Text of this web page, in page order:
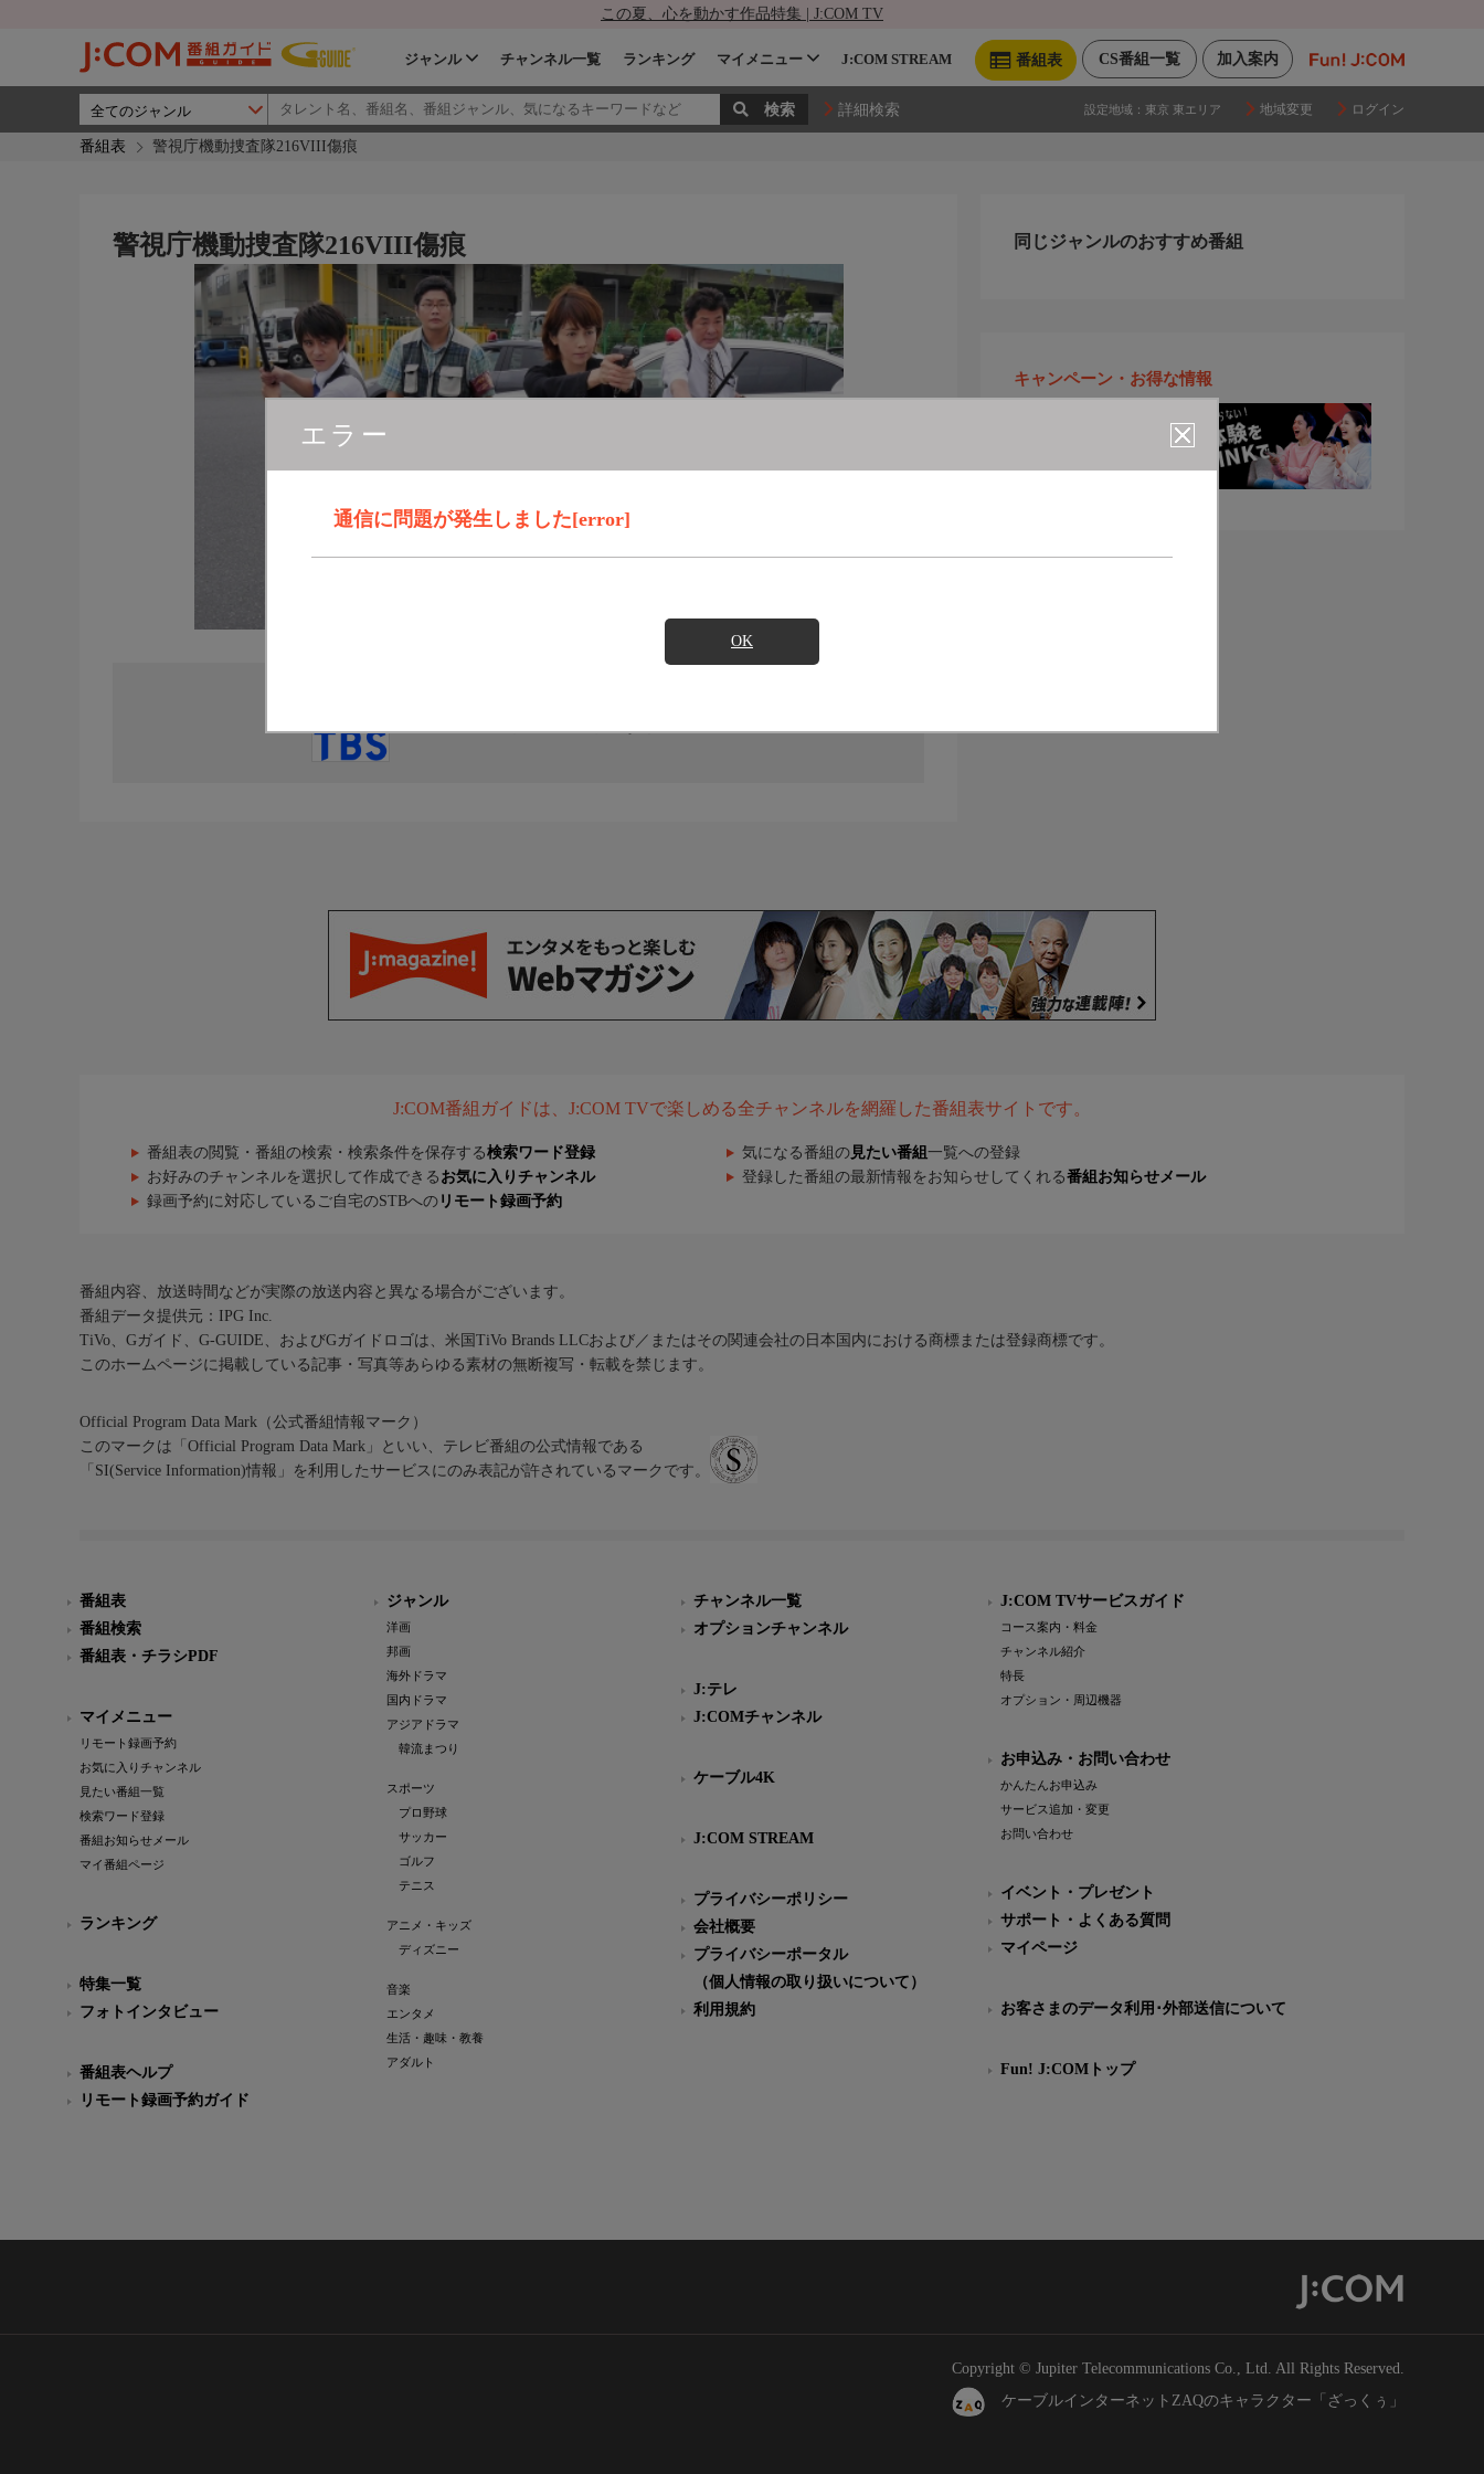
この夏、心を動かす作品特集 | J:COM TV
加入案内
CS番組一覧
番組表
ジャンル チャンネル一覧 ランキング マイメニュー J:COM STREAM
詳細検索 設定地域： 東京 東エリア 地域変更 ログイン
番組表 警視庁機動捜査隊216VIII傷痕
エラー
通信に問題が発生しました[error]
OK
警視庁機動捜査隊216VIII傷痕 同じジャンルのおすすめ番組
キャンペーン・お得な情報
J:COM番組ガイドは、J:COM TVで楽しめる全チャンネルを網羅した番組表サイトです。
番組表の閲覧・番組の検索・検索条件を保存する検索ワード登録 気になる番組の 見たい番組 一覧への登録
お好みのチャンネルを選択して作成できる お気に入りチャンネル 登録した番組の最新情報をお知らせしてくれる番組お知らせメール
録画予約に対応しているご自宅のSTBへの リモート録画予約
番組内容、放送時間などが実際の放送内容と異なる場合がございます。
番組データ提供元：IPG Inc.
TiVo、Gガイド、G-GUIDE、およびGガイドロゴは、米国TiVo Brands LLCおよび／またはその関連会社の日本国内における商標または登録商標です。
このホームページに掲載している記事・写真等あらゆる素材の無断複写・転載を禁じます。
Official Program Data Mark（公式番組情報マーク）
このマークは「Official Program Data Mark」といい、テレビ番組の公式情報である
「SI(Service Information)情報」を利用したサービスにのみ表記が許されているマークです。
番組表
番組検索
番組表・チラシPDF
マイメニュー
リモート録画予約
お気に入りチャンネル
見たい番組一覧
検索ワード登録
番組お知らせメール
マイ番組ページ
ランキング
特集一覧
フォトインタビュー
番組表ヘルプ
リモート録画予約ガイド
ジャンル
洋画
邦画
海外ドラマ
国内ドラマ
アジアドラマ
韓流まつり
スポーツ
プロ野球
サッカー
ゴルフ
テニス
アニメ・キッズ
ディズニー
音楽
エンタメ
生活・趣味・教養
アダルト
チャンネル一覧
オプションチャンネル
J:テレ
J:COMチャンネル
ケーブル4K
J:COM STREAM
プライバシーポリシー
会社概要
プライバシーポータル
（個人情報の取り扱いについて）
利用規約
J:COM TVサービスガイド
コース案内・料金
チャンネル紹介
特長
オプション・周辺機器
お申込み・お問い合わせ
かんたんお申込み
サービス追加・変更
お問い合わせ
イベント・プレゼント
サポート・よくある質問
マイページ
お客さまのデータ利用･外部送信について
Fun! J:COMトップ
Copyright © Jupiter Telecommunications Co., Ltd. All Rights Reserved.
ケーブルインターネットZAQのキャラクター「ざっくぅ」